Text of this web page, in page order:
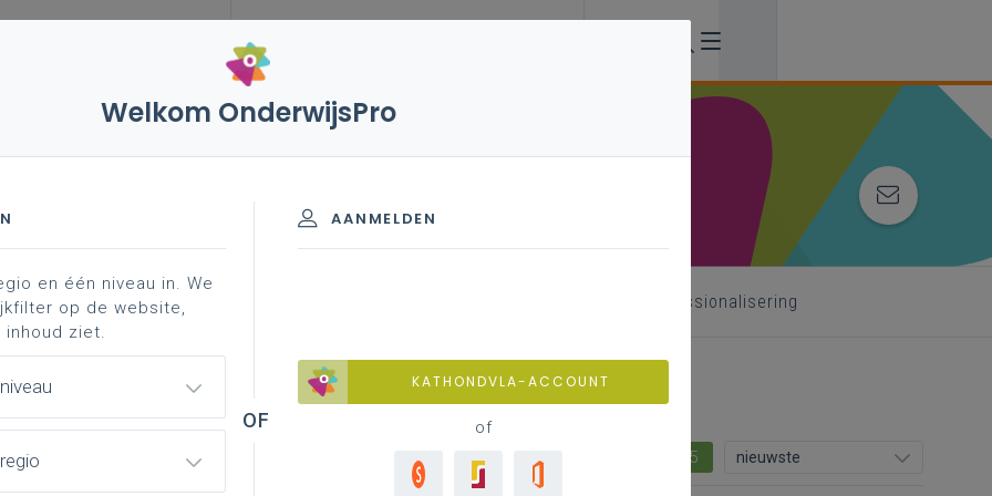
vakken en leerplannen 2de graad
- D-finaliteit
achtergrond professionalisering
5 nieuwste
Welkom OnderwijsPro
AANMELDEN
KATHONDVLA-ACCOUNT
of
en één niveau in. We
op de website,
ziet.